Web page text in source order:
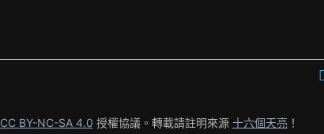
CC BY-NC-SA 4.0 授權協議。轉載請註明來源 十六個天亮！